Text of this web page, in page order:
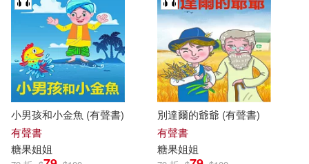
小男孩和小金魚 (有聲書)
有聲書
糖果姐姐
別達爾的爺爺 (有聲書)
有聲書
糖果姐姐